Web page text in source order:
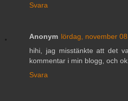
Svara
Anonym lördag, november
hihi, jag misstänkte att det
kommentar i min blogg, och
Svara